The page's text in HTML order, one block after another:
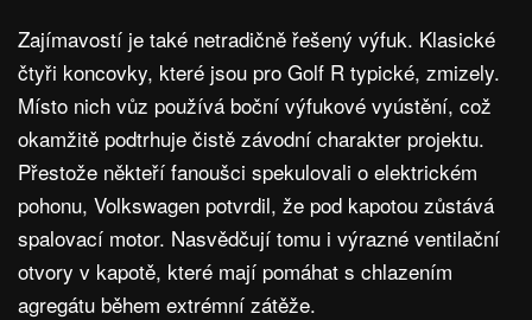
Zajímavostí je také netradičně řešený výfuk. Klasické
čtyři koncovky, které jsou pro Golf R typické, zmizely.
Místo nich vůz používá boční výfukové vyústění, což
okamžitě podtrhuje čistě závodní charakter projektu.
Přestože někteří fanoušci spekulovali o elektrickém
pohonu, Volkswagen potvrdil, že pod kapotou zůstává
spalovací motor. Nasvědčují tomu i výrazné ventilační
otvory v kapotě, které mají pomáhat s chlazením
agregátu během extrémní zátěže.